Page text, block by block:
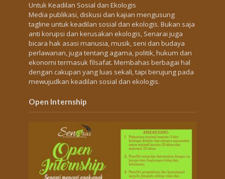
Untuk Keadilan Sosial dan Ekologis
Media publikasi, diskusi dan kajian mengusung
tagline untuk keadilan sosial dan ekologis. Bukan saja
anti korupsi dan kerusakan ekologis, Senarai juga
bicara hak asasi manusia, musik, seni dan budaya
perlawanan, juga tentang agama, politik, hukum dan
ekonomi termasuk filsafat. Membahas berbagai hal
dengan cakupan yang luas sekali, tapi berujung pada
mewujudkan keadilan sosial dan ekologis.
Open Internship